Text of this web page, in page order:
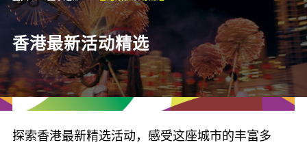
香港最新活动精选
探索香港最新精选活动，感受这座城市的丰富多